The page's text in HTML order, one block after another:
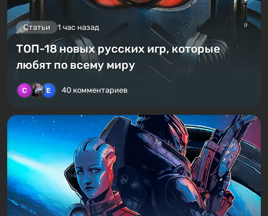
Статьи 1 час назад
ТОП-18 новых русских игр, которые
любят по всему миру
40 комментариев